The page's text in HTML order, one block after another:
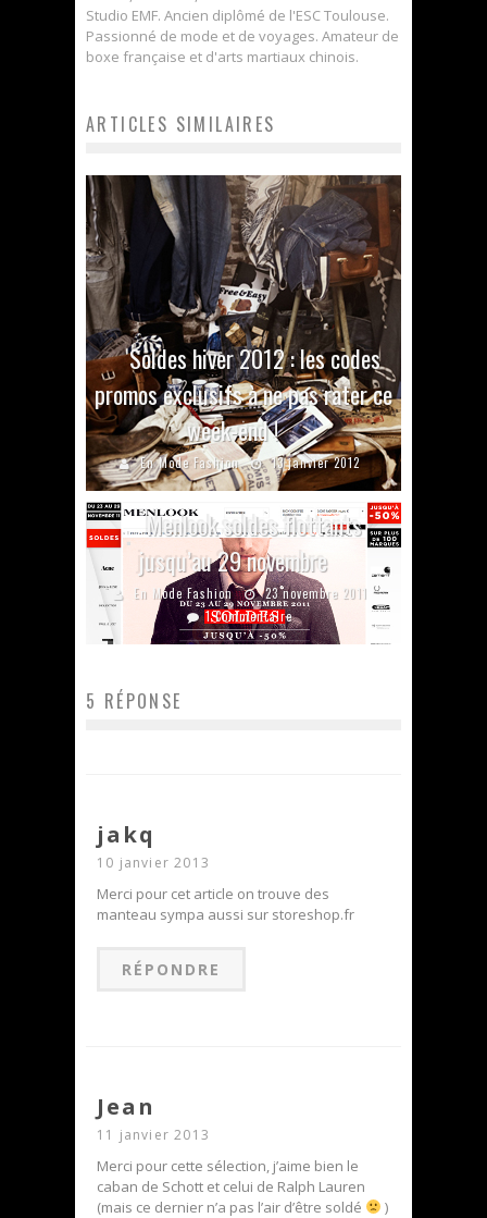
Studio EMF. Ancien diplômé de l'ESC Toulouse.
Passionné de mode et de voyages. Amateur de
boxe française et d'arts martiaux chinois.
ARTICLES SIMILAIRES
Soldes hiver 2012 : les codes
promos exclusifs à ne pas rater ce
week-end !
En Mode Fashion 13 janvier 2012
Menlook soldes flottants
jusqu’au 29 novembre
En Mode Fashion
23 novembre 2011
1 Commentaire
5 RÉPONSE
jakq
10 janvier 2013
Merci pour cet article on trouve des
manteau sympa aussi sur storeshop.fr
RÉPONDRE
Jean
11 janvier 2013
Merci pour cette sélection, j’aime bien le
caban de Schott et celui de Ralph Lauren
(mais ce dernier n’a pas l’air d’être soldé
)